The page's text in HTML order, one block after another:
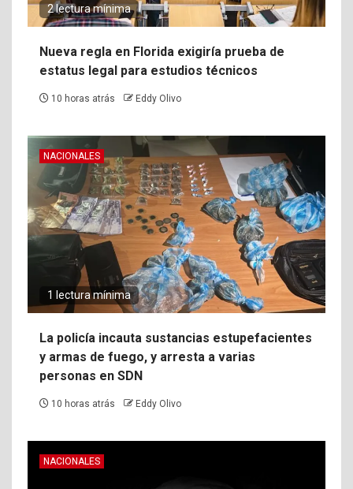
2 lectura mínima
Nueva regla en Florida exigiría prueba de
estatus legal para estudios técnicos
10 horas atrás Eddy Olivo
NACIONALES
1 lectura mínima
La policía incauta sustancias estupefacientes
y armas de fuego, y arresta a varias
personas en SDN
10 horas atrás Eddy Olivo
NACIONALES